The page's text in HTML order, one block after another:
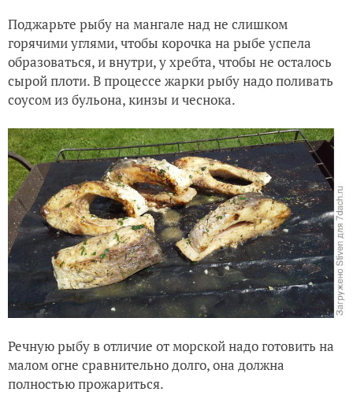
Поджарьте рыбу на мангале над не слишком
горячими углями, чтобы корочка на рыбе успела
образоваться, и внутри, у хребта, чтобы не осталось
сырой плоти. В процессе жарки рыбу надо поливать
соусом из бульона, кинзы и чеснока.
Речную рыбу в отличие от морской надо готовить на
малом огне сравнительно долго, она должна
полностью прожариться.